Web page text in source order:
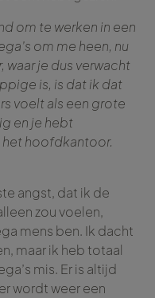
om te werken in een
om me heen, nu
je dus verwacht
is, is dat ik dat
voelt als een grote
en je hebt
het hoofdkantoor.
angst, dat ik de
zou voelen,
mens ben. Ik dacht
maar ik heb totaal
mis. Er is altijd
wordt weer een